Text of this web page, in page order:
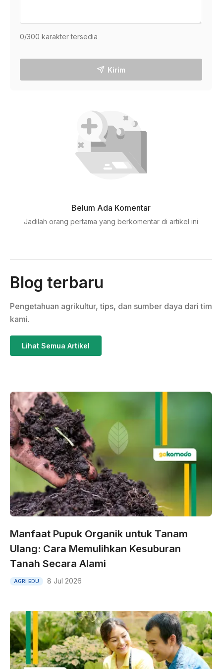
0/300 karakter tersedia
Kirim
Belum Ada Komentar
Jadilah orang pertama yang berkomentar di artikel ini
Blog terbaru
Pengetahuan agrikultur, tips, dan sumber daya dari tim
kami.
Lihat Semua Artikel
Manfaat Pupuk Organik untuk Tanam
Ulang: Cara Memulihkan Kesuburan
Tanah Secara Alami
AGRI EDU 8 Jul 2026